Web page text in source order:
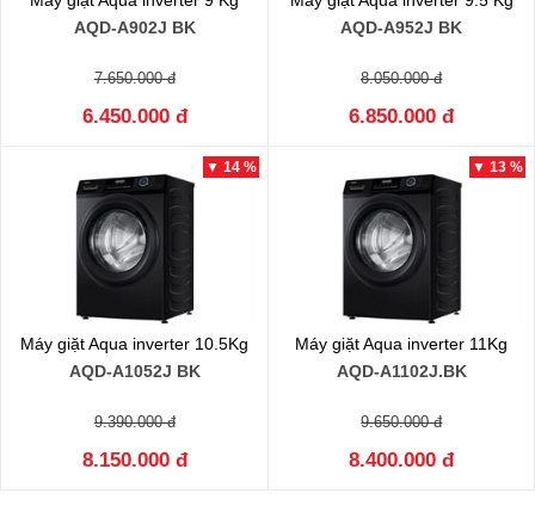
AQD-A902J BK
7.650.000 đ
6.450.000 đ
AQD-A952J BK
8.050.000 đ
6.850.000 đ
▼ 14 %
Máy giặt Aqua inverter 10.5Kg
AQD-A1052J BK
9.390.000 đ
8.150.000 đ
▼ 13 %
Máy giặt Aqua inverter 11Kg
AQD-A1102J.BK
9.650.000 đ
8.400.000 đ